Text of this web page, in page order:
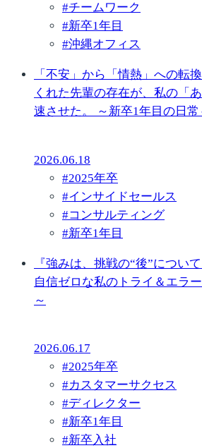
#チームワーク
#新卒1年目
#沖縄オフィス
「不安」から「情熱」への転
くれた先輩の存在が、私の「
速させた。 ～新卒1年目の日常
2026.06.18
#2025年卒
#インサイドセールス
#コンサルティング
#新卒1年目
『強みは、挑戦の“後”につい
自信ゼロな私のトライ＆エラ
～
2026.06.17
#2025年卒
#カスタマーサクセス
#ディレクター
#新卒1年目
#新卒入社